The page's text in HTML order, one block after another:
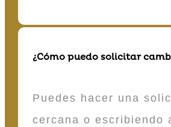
¿Cómo puedo solicitar
Puedes hacer una
cercana o escribiendo